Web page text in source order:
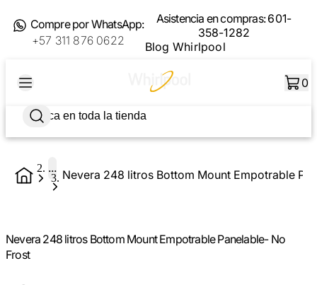
Compre por WhatsApp:
+57 311 876 0622
Asistencia en compras:601-
358-1282
Blog Whirlpool
0
... Nevera 248 litros Bottom Mount Empotrable
Nevera 248 litros Bottom Mount Empotrable Panelable- No
Frost